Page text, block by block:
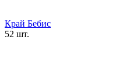
Край Бебис
52 шт.